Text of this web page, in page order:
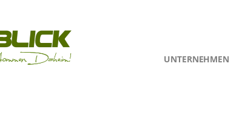
UNTERNEHMEN